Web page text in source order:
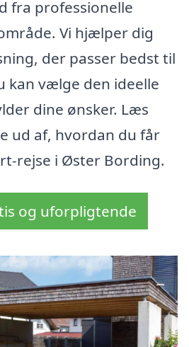
fra professionelle
Vi hjælper dig
der passer bedst til
kan vælge den ideelle
dine ønsker. Læs
ud af, hvordan du får
rejse i Øster Bording.
og uforpligtende